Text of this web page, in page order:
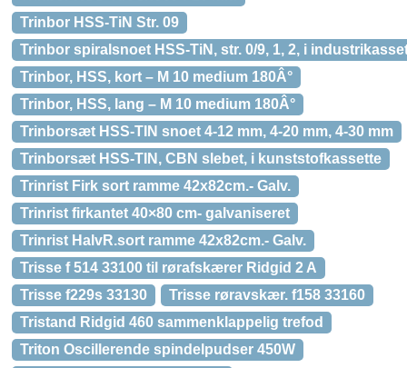
Trinbor HSS-TiN Str. 09
Trinbor spiralsnoet HSS-TiN, str. 0/9, 1, 2, i
Trinbor, HSS, kort – M 10 medium 180Â°
Trinbor, HSS, lang – M 10 medium 180Â°
Trinborsæt HSS-TIN snoet 4-12 mm, 4-20 mm, 4-30 mm
Trinborsæt HSS-TIN, CBN slebet, i kunststofkassette
Trinrist Firk sort ramme 42x82cm.- Galv.
Trinrist firkantet 40×80 cm- galvaniseret
Trinrist HalvR.sort ramme 42x82cm.- Galv.
Trisse f 514 33100 til rørafskærer Ridgid 2 A
Trisse f229s 33130
Trisse røravskær. f158 33160
Tristand Ridgid 460 sammenklappelig trefod
Triton Oscillerende spindelpudser 450W